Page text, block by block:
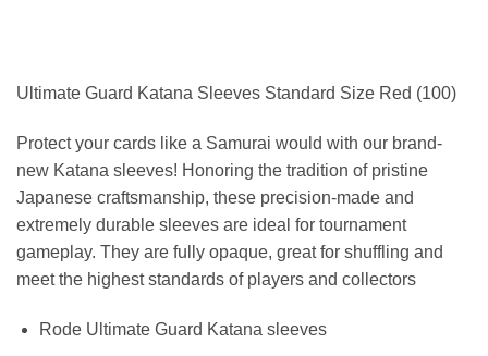
Ultimate Guard Katana Sleeves Standard Size Red (100)
Protect your cards like a Samurai would with our brand-
new Katana sleeves! Honoring the tradition of pristine
Japanese craftsmanship, these precision-made and
extremely durable sleeves are ideal for tournament
gameplay. They are fully opaque, great for shuffling and
meet the highest standards of players and collectors
Rode Ultimate Guard Katana sleeves